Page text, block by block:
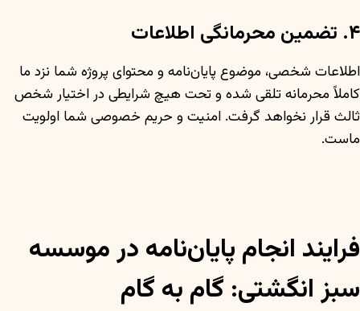
۴. تضمین محرمانگی اطلاعات
اطلاعات شخصی، موضوع پایان‌نامه و محتوای پروژه شما نزد ما
کاملاً محرمانه تلقی شده و تحت هیچ شرایطی در اختیار شخص
ثالث قرار نخواهد گرفت. امنیت و حریم خصوصی شما اولویت
ماست.
فرایند انجام پایان‌نامه در موسسه
سبز انگشتی: گام به گام